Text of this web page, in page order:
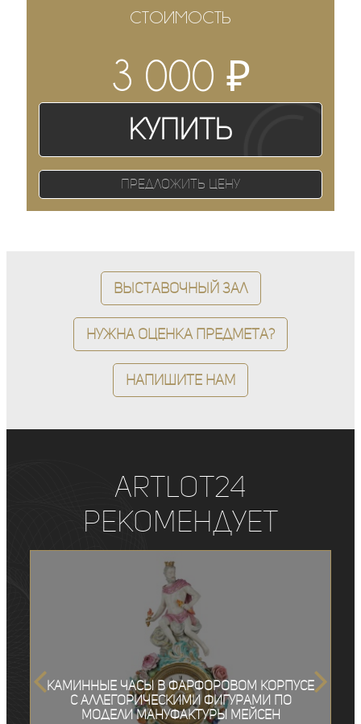
СТОИМОСТЬ
3 000 ₽
Купить
Предложить цену
Выставочный зал
Нужна оценка предмета?
Напишите нам
ArtLot24
рекомендует
Каминные часы в фарфоровом корпусе
с аллегорическими фигурами по
модели мануфактуры Мейсен